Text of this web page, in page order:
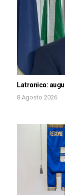
Latronico:
8 Agosto 2026